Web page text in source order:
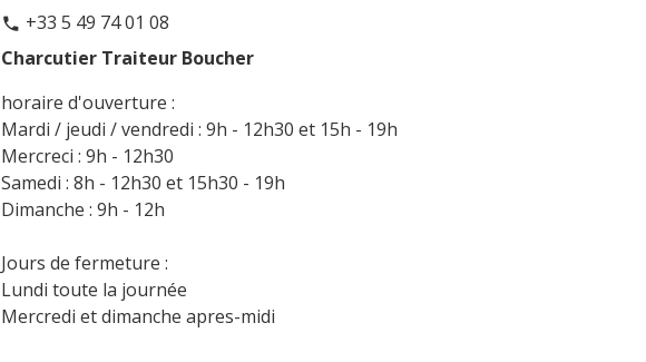
phone +33 5 49 74 01 08
Charcutier Traiteur Boucher
horaire d'ouverture :
Mardi / jeudi / vendredi : 9h - 12h30 et 15h - 19h
Mercreci : 9h - 12h30
Samedi : 8h - 12h30 et 15h30 - 19h
Dimanche : 9h - 12h
Jours de fermeture :
Lundi toute la journée
Mercredi et dimanche apres-midi